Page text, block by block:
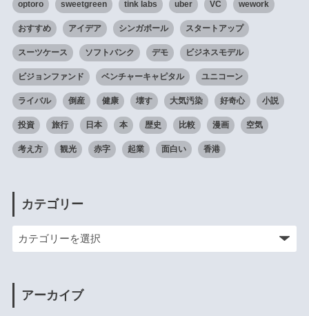
optoro sweetgreen tink labs uber VC wework
おすすめ アイデア シンガポール スタートアップ
スーツケース ソフトバンク デモ ビジネスモデル
ビジョンファンド ベンチャーキャピタル ユニコーン
ライバル 倒産 健康 壊す 大気汚染 好奇心 小説
投資 旅行 日本 本 歴史 比較 漫画 空気
考え方 観光 赤字 起業 面白い 香港
カテゴリー
アーカイブ